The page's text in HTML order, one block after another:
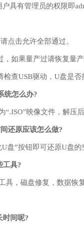
具有管理员的权限即
点击允许全部通过。
如果量产过请恢复量产
查USB驱动，U盘是否
统怎么办?
“.ISO”映像文件，解压
还原应该怎么做?
盘”按钮即可还原U盘的
工具?
具，磁盘修复，数据恢
时间呢?